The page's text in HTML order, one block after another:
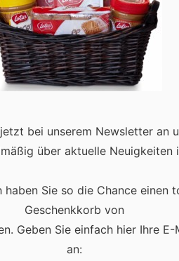
Garten 0
schnell trüben. Zum Glück
Ob natürliche Elemente oder
bei unserem Newsletter an
über aktuelle Neuigkeiten
haben Sie so die Chance einen
Geschenkkorb von
Geben Sie einfach hier Ihre
an: